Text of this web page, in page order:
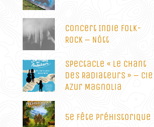
Concert Indie Folk-
Rock – Nótt
Spectacle « Le Chant
des Radiateurs » – Cie
Azur Magnolia
5e Fête Préhistorique